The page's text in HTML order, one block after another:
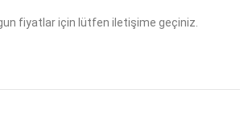
fiyatlar için lütfen iletişime geçiniz.